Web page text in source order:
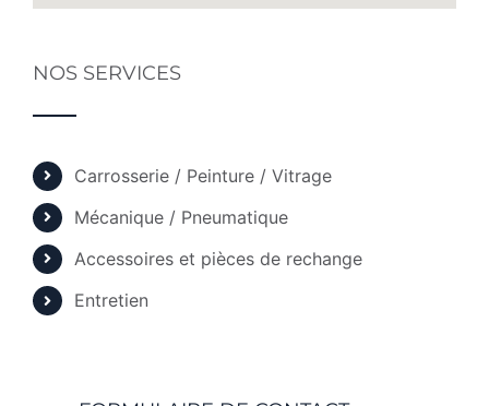
NOS SERVICES
Carrosserie / Peinture / Vitrage
Mécanique / Pneumatique
Accessoires et pièces de rechange
Entretien